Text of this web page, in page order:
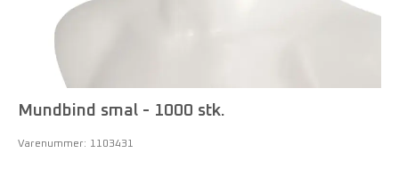
Mundbind smal - 1000 stk.
Varenummer: 1103431